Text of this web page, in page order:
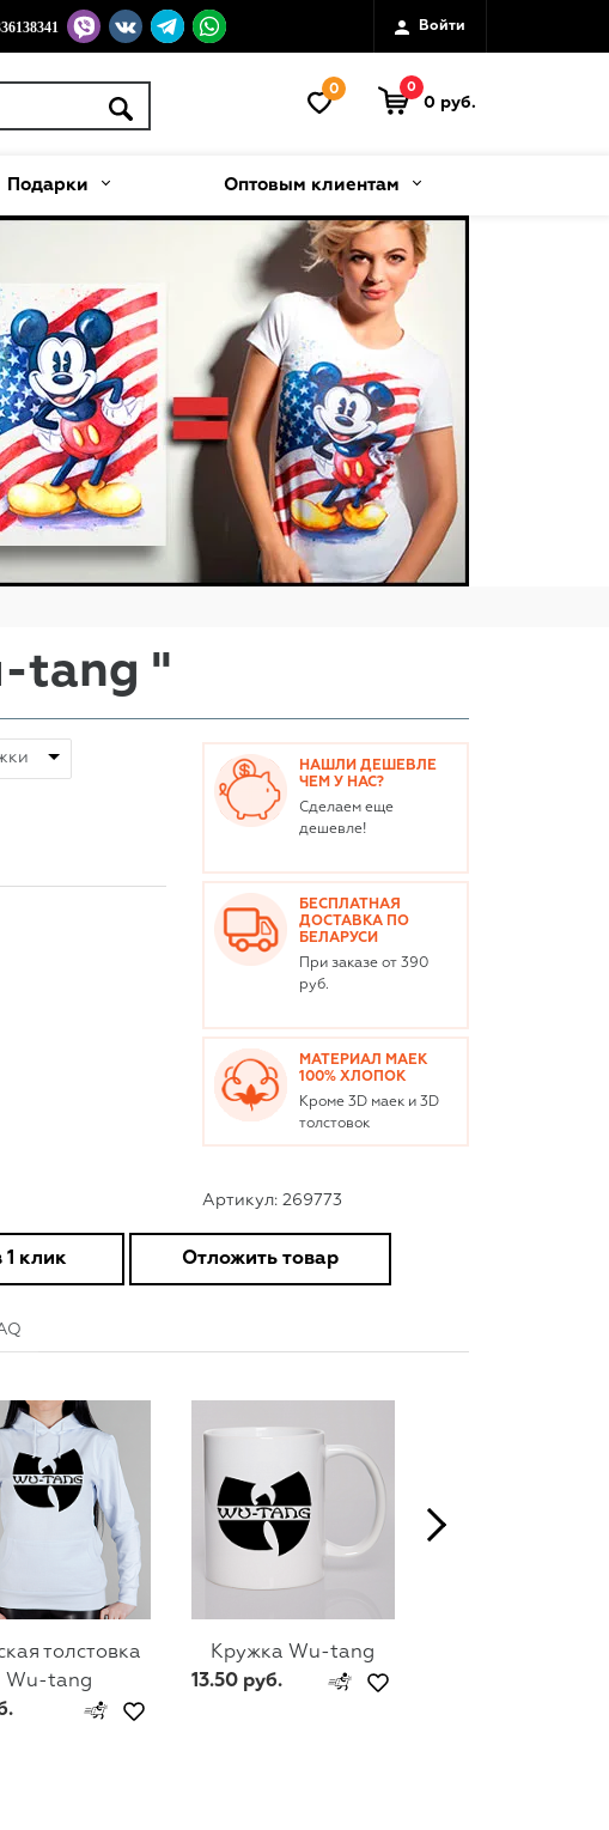
Войти
0 0
0 руб.
Подарки Оптовым клиентам
tang "
НАШЛИ ДЕШЕВЛЕ
ЧЕМ У НАС?
Сделаем еще
дешевле!
БЕСПЛАТНАЯ
ДОСТАВКА ПО
БЕЛАРУСИ
При заказе от 390
руб.
МАТЕРИАЛ МАЕК
100% ХЛОПОК
Кроме 3D маек и 3D
толстовок
Артикул: 269773
1 клик Отложить товар
толстовка
Wu-tang
Кружка Wu-tang
13.50 руб.